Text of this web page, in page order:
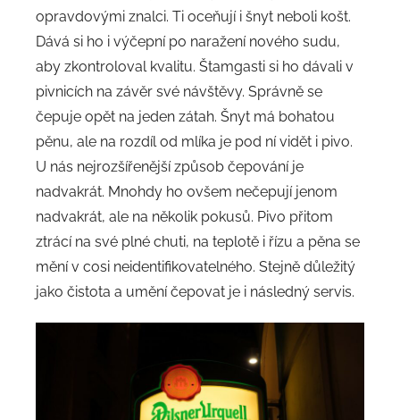
opravdovými znalci. Ti oceňují i šnyt neboli košt.
Dává si ho i výčepní po naražení nového sudu,
aby zkontroloval kvalitu. Štamgasti si ho dávali v
pivnicích na závěr své návštěvy. Správně se
čepuje opět na jeden zátah. Šnyt má bohatou
pěnu, ale na rozdíl od mlíka je pod ní vidět i pivo.
U nás nejrozšířenější způsob čepování je
nadvakrát. Mnohdy ho ovšem nečepují jenom
nadvakrát, ale na několik pokusů. Pivo přitom
ztrácí na své plné chuti, na teplotě i řízu a pěna se
mění v cosi neidentifikovatelného. Stejně důležitý
jako čistota a umění čepovat je i následný servis.